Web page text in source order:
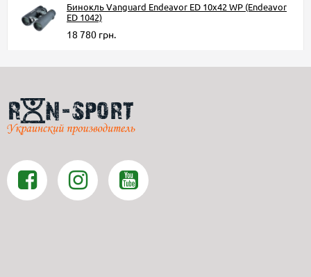
Бинокль Vanguard Endeavor ED 10x42 WP (Endeavor
ED 1042)
18 780 грн.